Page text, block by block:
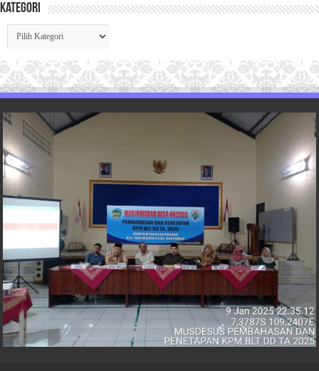
Kategori
Kategori